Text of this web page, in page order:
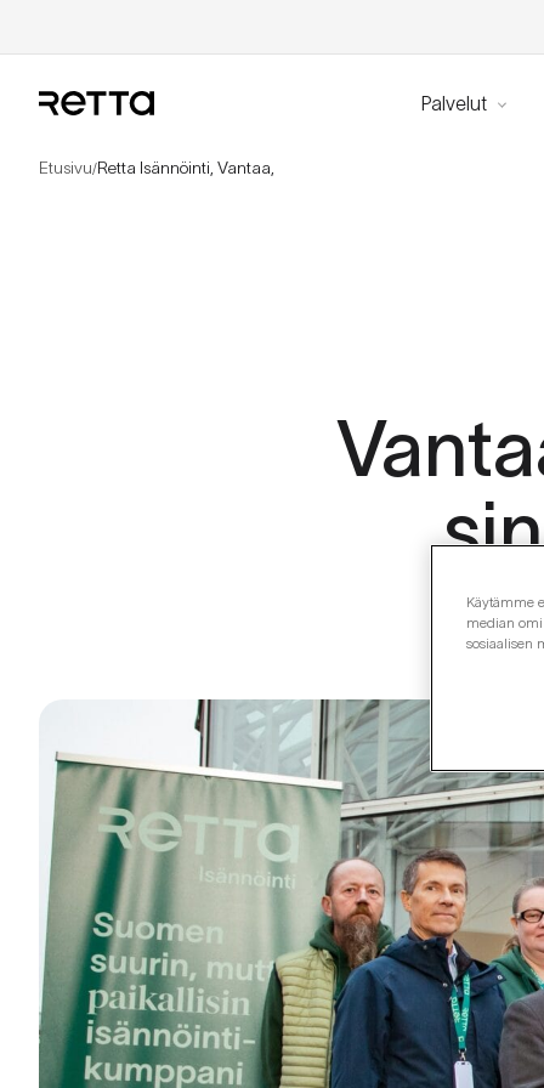
Palvelut
Etusivu/Retta Isännöinti, Vantaa,
Käytämme
median
sosiaalisen